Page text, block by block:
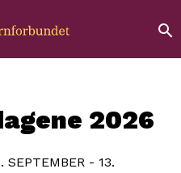
2026
SEPTEMBER - 13.